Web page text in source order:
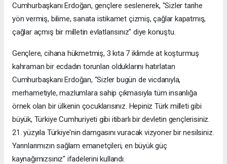
Cumhurbaşkanı Erdoğan, gençlere seslenerek, "Sizler tarihe
yön vermiş, bilime, sanata istikamet çizmiş, çağlar kapatmış,
çağlar açmış bir milletin evlatlarısınız" diye konuştu.
Gençlere, cihana hükmetmiş, 3 kıta 7 iklimde at koşturmuş
kahraman bir ecdadın torunları olduklarını hatırlatan
Cumhurbaşkanı Erdoğan, "Sizler bugün de vicdanıyla,
merhametiyle, mazlumlara sahip çıkmasıyla tüm insanlığa
örnek olan bir ülkenin çocuklarısınız. Hepiniz Türk milleti gibi
büyük, Türkiye Cumhuriyeti gibi itibarlı bir devletin gençlerisiniz.
21. yüzyıla Türkiye'nin damgasını vuracak vizyoner bir nesilsiniz.
Yarınlarımızın sağlam emanetçileri, en büyük güç
kaynağımızsınız" ifadelerini kullandı.